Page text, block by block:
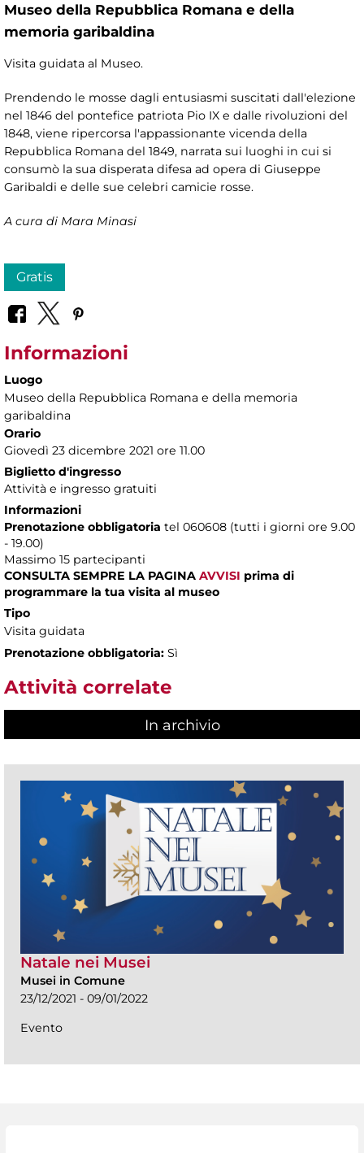
Museo della Repubblica Romana e della
memoria garibaldina
Visita guidata al Museo.
Prendendo le mosse dagli entusiasmi suscitati dall'elezione
nel 1846 del pontefice patriota Pio IX e dalle rivoluzioni del
1848, viene ripercorsa l'appassionante vicenda della
Repubblica Romana del 1849, narrata sui luoghi in cui si
consumò la sua disperata difesa ad opera di Giuseppe
Garibaldi e delle sue celebri camicie rosse.
A cura di Mara Minasi
Gratis
Informazioni
Luogo
Museo della Repubblica Romana e della memoria
garibaldina
Orario
Giovedì 23 dicembre 2021 ore 11.00
Biglietto d'ingresso
Attività e ingresso gratuiti
Informazioni
Prenotazione obbligatoria tel 060608 (tutti i giorni ore 9.00
- 19.00)
Massimo 15 partecipanti
CONSULTA SEMPRE LA PAGINA AVVISI prima di
programmare la tua visita al museo
Tipo
Visita guidata
Prenotazione obbligatoria: Sì
Attività correlate
In archivio
Natale nei Musei
Musei in Comune
23/12/2021 - 09/01/2022
Evento